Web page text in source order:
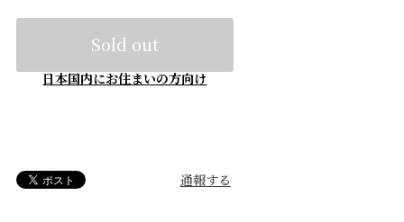
Sold out
日本国内にお住まいの方向け
通報する